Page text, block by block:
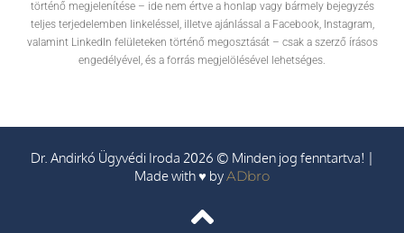
történő megjelenítése – ide nem értve a honlap vagy bármely bejegyzés
teljes terjedelemben linkeléssel, illetve ajánlással a Facebook, Instagram,
valamint LinkedIn felületeken történő megosztását – csak a szerző írásos
engedélyével, és a forrás megjelölésével lehetséges.
Dr. Andirkó Ügyvédi Iroda 2026 © Minden jog fenntartva! |
Made with ♥ byADbro